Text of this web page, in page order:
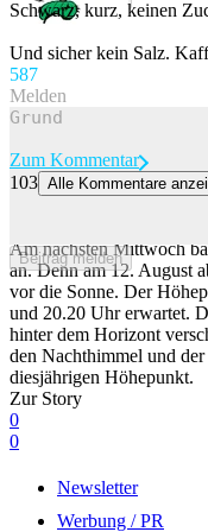
Schwarz, kurz, keinen
Und sicher kein Salz.
587
Melden
Beitrag melden
Zum Kommentar
103 Alle Kommentare
Am nächsten Mittwoch
an. Denn am 12. August
vor die Sonne. Der
und 20.20 Uhr erwartet.
hinter dem Horizont
den Nachthimmel und der
diesjährigen Höhepunkt.
Zur Story
0
0
Newsletter
Werbung / PR